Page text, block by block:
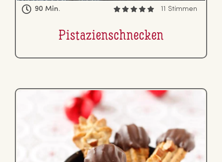
90 Min. 11 Stimmen
Pis­ta­zi­en­schne­cken